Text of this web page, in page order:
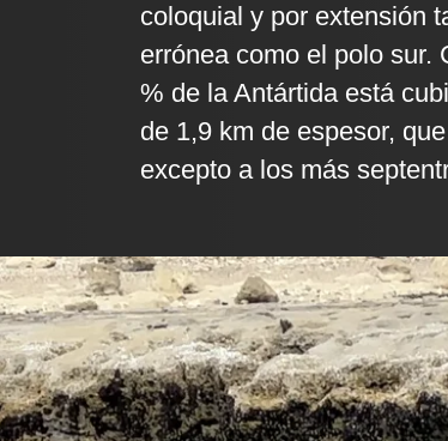
coloquial y por extensión
errónea como el polo sur.
% de la Antártida está
de 1,9 km de espesor,
excepto a los más